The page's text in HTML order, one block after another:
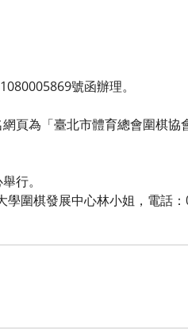
號函辦理。
頁為「臺北市體育總會圍棋協
行。
圍棋發展中心林小姐，電話